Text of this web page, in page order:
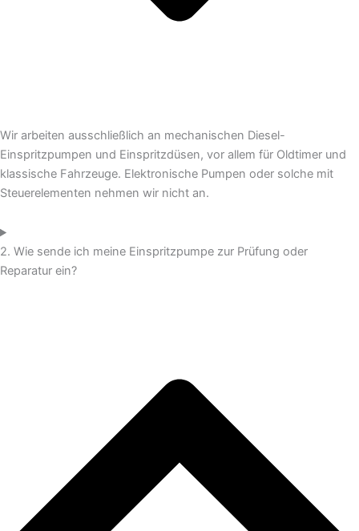
Wir arbeiten ausschließlich an mechanischen Diesel-
Einspritzpumpen und Einspritzdüsen, vor allem für Oldtimer und
klassische Fahrzeuge. Elektronische Pumpen oder solche mit
Steuerelementen nehmen wir nicht an.
2. Wie sende ich meine Einspritzpumpe zur Prüfung oder
Reparatur ein?